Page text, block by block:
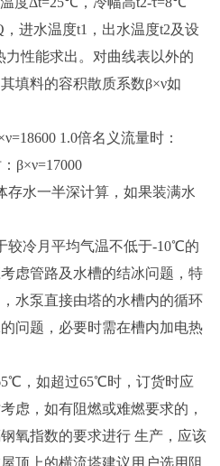
进水温度t1，出水温度t2及设
力性能求出。对曲线表以外的
填料的容积散质系数β×ν如
1.0倍名义流量时：
β×ν=17000
水一半深计算，如果装满水
较冷月平均气温不低于-10℃的
虑管路及水槽的结冰问题，特
水泵直接由塔的水槽内的循环
问题，必要时需在槽内加电热
，如超过65℃时，订货时应
虑，如有阻燃或难燃要求的，
氧指数的要求进行 生产，应该
顶上的横流塔建议用户选用阻